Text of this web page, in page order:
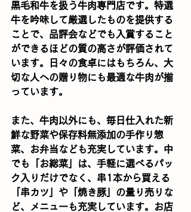
黒毛和牛を扱う牛肉専門店です。特選
牛を吟味して厳選したものを提供する
ことで、品評会などでも入賞すること
ができるほどの質の高さが評価されて
います。日々の食卓にはもちろん、大
切な人への贈り物にも最適な牛肉が揃
っています。
また、牛肉以外にも、毎日仕入れた新
鮮な野菜や保存料無添加の手作り惣
菜、お弁当なども充実しています。中
でも「お総菜」は、手軽に選べるパッ
ク入りだけでなく、串1本から買える
「串カツ」や「焼き豚」の量り売りな
ど、メニューも充実しています。お店